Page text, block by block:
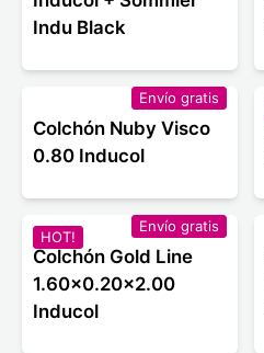
Indu Black
Envío gratis
Colchón Nuby Visco
0.80 Inducol
HOT!
Envío gratis
Colchón Gold Line
1.60x0.20x2.00
Inducol